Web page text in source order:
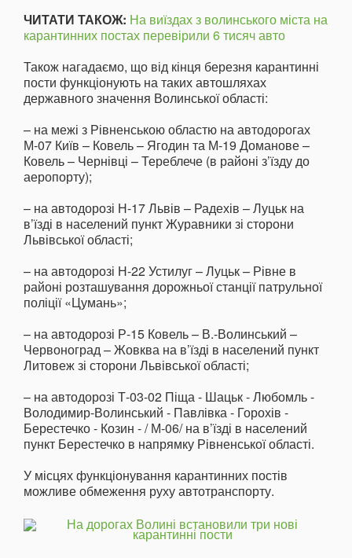
ЧИТАТИ ТАКОЖ: На виїздах з волинського міста на
карантинних постах перевірили 6 тисяч авто
Також нагадаємо, що від кінця березня карантинні
пости функціонують на таких автошляхах
державного значення Волинської області:
– на межі з Рівненською областю на автодорогах
М-07 Київ – Ковель – Ягодин та М-19 Доманове –
Ковель – Чернівці – Тереблече (в районі з’їзду до
аеропорту);
– на автодорозі Н-17 Львів – Радехів – Луцьк на
в’їзді в населений пункт Журавники зі сторони
Львівської області;
– на автодорозі Н-22 Устилуг – Луцьк – Рівне в
районі розташування дорожньої станції патрульної
поліції «Цумань»;
– на автодорозі Р-15 Ковель – В.-Волинський –
Червоноград – Жовква на в’їзді в населений пункт
Литовеж зі сторони Львівської області;
– на автодорозі Т-03-02 Піща - Шацьк - Любомль -
Володимир-Волинський - Павлівка - Горохів -
Берестечко - Козин - / М-06/ на в’їзді в населений
пункт Берестечко в напрямку Рівненської області.
У місцях функціонування карантинних постів
можливе обмеження руху автотранспорту.